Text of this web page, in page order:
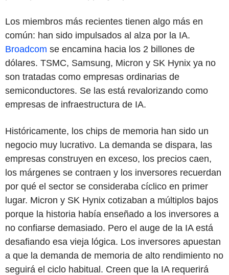
Los miembros más recientes tienen algo más en
común: han sido impulsados al alza por la IA.
Broadcom se encamina hacia los 2 billones de
dólares. TSMC, Samsung, Micron y SK Hynix ya no
son tratadas como empresas ordinarias de
semiconductores. Se las está revalorizando como
empresas de infraestructura de IA.
Históricamente, los chips de memoria han sido un
negocio muy lucrativo. La demanda se dispara, las
empresas construyen en exceso, los precios caen,
los márgenes se contraen y los inversores recuerdan
por qué el sector se consideraba cíclico en primer
lugar. Micron y SK Hynix cotizaban a múltiplos bajos
porque la historia había enseñado a los inversores a
no confiarse demasiado. Pero el auge de la IA está
desafiando esa vieja lógica. Los inversores apuestan
a que la demanda de memoria de alto rendimiento no
seguirá el ciclo habitual. Creen que la IA requerirá